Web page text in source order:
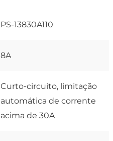
PS-13830A110
8A
Curto-circuito, limitação
automática de corrente
acima de 30A